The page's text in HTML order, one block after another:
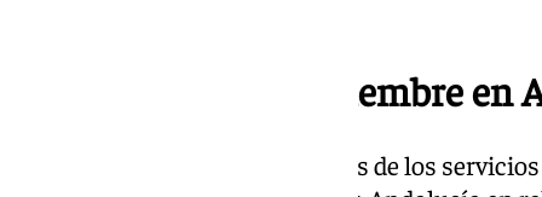
El mejor dato de noviembre en
El paro registrado en las oficinas de los